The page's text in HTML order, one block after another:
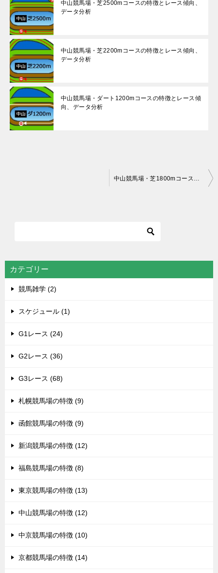
中山競馬場・芝2500mコースの特徴とレース傾向、
データ分析
中山競馬場・芝2200mコースの特徴とレース傾向、
データ分析
中山競馬場・ダート1200mコースの特徴とレース傾
向、データ分析
シ
ョ
カテゴリー
競馬雑学 (2)
スケジュール (1)
G1レース (24)
G2レース (36)
G3レース (68)
札幌競馬場の特徴 (9)
函館競馬場の特徴 (9)
新潟競馬場の特徴 (12)
福島競馬場の特徴 (8)
東京競馬場の特徴 (13)
中山競馬場の特徴 (12)
中京競馬場の特徴 (10)
京都競馬場の特徴 (14)